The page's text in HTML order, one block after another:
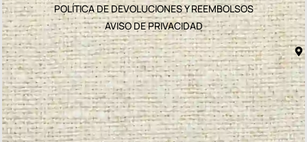
POLÍTICA DE DEVOLUCIONES Y REEMBOLSOS
AVISO DE PRIVACIDAD